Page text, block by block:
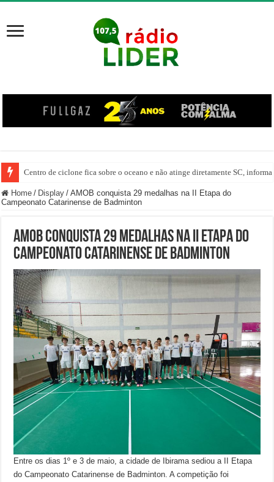
Centro de ciclone fica sobre o oceano e não atinge diretamente SC,
Home / Display / AMOB conquista 29 medalhas na II Etapa do
Campeonato Catarinense de Badminton
AMOB conquista 29 medalhas na II Etapa do
Campeonato Catarinense de Badminton
Entre os dias 1º e 3 de maio, a cidade de Ibirama sediou a II Etapa
do Campeonato Catarinense de Badminton. A competição foi